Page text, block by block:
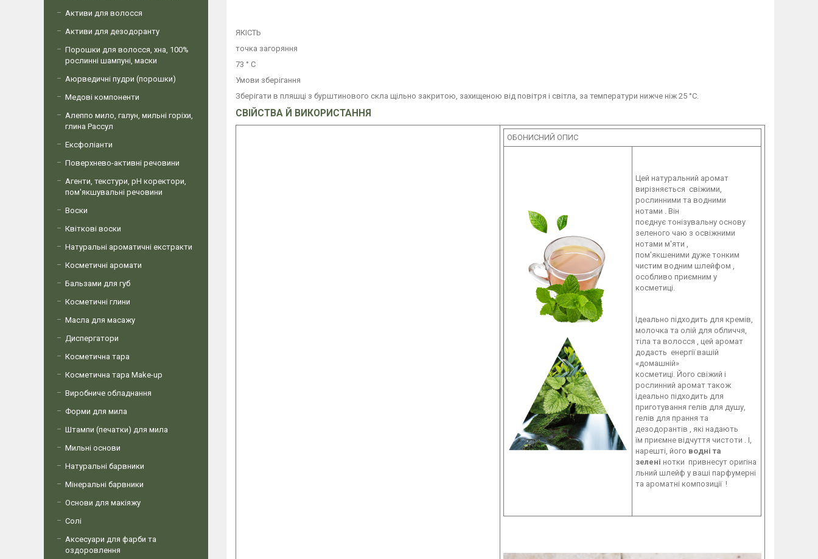
ЯКІСТЬ
точка загоряння
73 ° С
Умови зберігання
Зберігати в пляшці з бурштинового скла щільно закритою, захищеною від повітря і світла, за температури нижче ніж 25 °C.
СВІЙСТВА Й ВИКОРИСТАННЯ
ОБОНИСНИЙ ОПИС
Цей натуральний аромат
вирізняється свіжими,
рослинними та водними
нотами . Він
поєднує тонізувальну основу
зеленого чаю з освіжними
нотами м'яти ,
пом'якшеними дуже тонким
чистим водним шлейфом ,
особливо приємним у
косметиці.
Ідеально підходить для кремів,
молочка та олій для обличчя,
тіла та волосся , цей аромат
додасть енергії вашій
«домашній»
косметиці. Його свіжий і
рослинний аромат також
ідеально підходить для
приготування гелів для душу,
гелів для прання та
дезодорантів , які надають
їм приємне відчуття чистоти . І,
нарешті, його водні та
зелені нотки привнесут оригіна
льний шлейф у ваші парфумерні
та ароматні композиції !
Активи для волосся
Активи для дезодоранту
Порошки для волосся, хна, 100%
рослинні шампуні, маски
Аюрведичні пудри (порошки)
Медові компоненти
Алеппо мило, галун, мильні горіхи,
глина Рассул
Ексфоліанти
Поверхнево-активні речовини
Агенти, текстури, рН коректори,
пом'якшувальні речовини
Воски
Квіткові воски
Натуральні ароматичні екстракти
Косметичні аромати
Бальзами для губ
Косметичні глини
Масла для масажу
Диспергатори
Косметична тара
Косметична тара Make-up
Виробниче обладнання
Форми для мила
Штампи (печатки) для мила
Мильні основи
Натуральні барвники
Мінеральні барвники
Основи для макіяжу
Солі
Аксесуари для фарби та
оздоровлення